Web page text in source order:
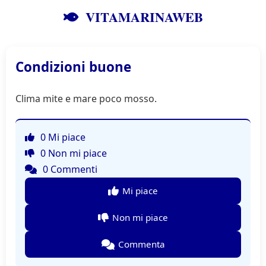
VITAMARINAWEB
Condizioni buone
Clima mite e mare poco mosso.
0 Mi piace
0 Non mi piace
0 Commenti
Mi piace
Non mi piace
Commenta